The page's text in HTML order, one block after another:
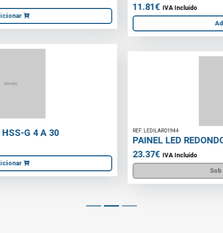
11.81€IVA Incluído
Adicionar
REF: LEDILAR01944
PAINEL LED REDONDO 24W 300MM CCT
23.37€IVA Incluído
Sob Consulta